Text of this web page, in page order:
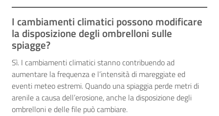
I cambiamenti climatici possono modificare
la disposizione degli ombrelloni sulle
spiagge?
Sì. I cambiamenti climatici stanno contribuendo ad
aumentare la frequenza e l’intensità di mareggiate ed
eventi meteo estremi. Quando una spiaggia perde metri di
arenile a causa dell’erosione, anche la disposizione degli
ombrelloni e delle file può cambiare.